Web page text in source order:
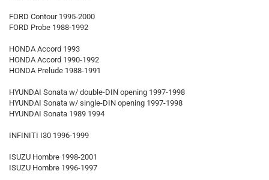
FORD Contour 1995-2000
FORD Probe 1988-1992
HONDA Accord 1993
HONDA Accord 1990-1992
HONDA Prelude 1988-1991
HYUNDAI Sonata w/ double-DIN opening 1997-1998
HYUNDAI Sonata w/ single-DIN opening 1997-1998
HYUNDAI Sonata 1989 1994
INFINITI I30 1996-1999
ISUZU Hombre 1998-2001
ISUZU Hombre 1996-1997